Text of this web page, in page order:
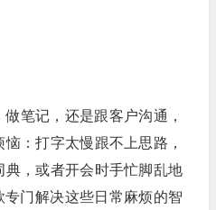
笔记，还是跟客户沟通，
：打字太慢跟不上思路，
，或者开会时手忙脚乱地
门解决这些日常麻烦的智